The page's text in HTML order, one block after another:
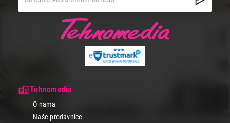
Tehnomedia
O nama
Naše prodavnice